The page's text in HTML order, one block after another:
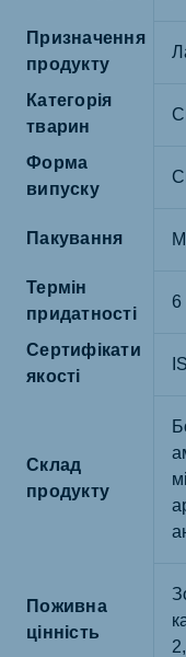
Призначення
продукту
Категорія
тварин
Форма
випуску
Пакування
Термін
придатності
6
Сертифікати
якості
Склад
продукту
Поживна
цінність